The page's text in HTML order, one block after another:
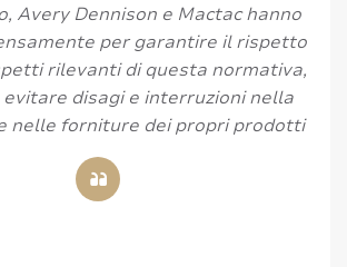
Avery Dennison e Mactac hanno
per garantire il rispetto
rilevanti di questa normativa,
evitare disagi e interruzioni nella
nelle forniture dei propri prodotti